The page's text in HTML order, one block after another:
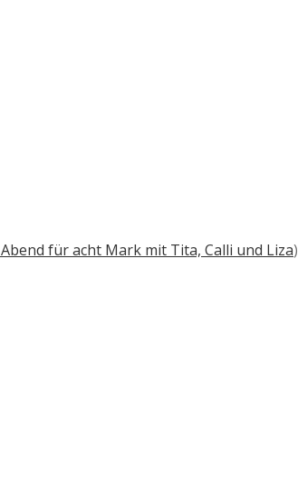
für acht Mark mit Tita, Calli und Liza)